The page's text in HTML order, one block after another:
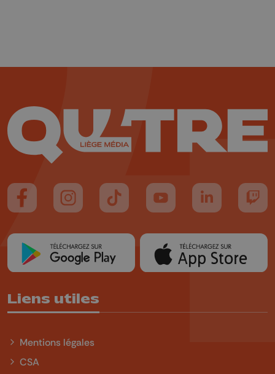
Suivez-nous sur FaceBook
Suivez-nous sur Instagram
Suivez-nous sur TikTok
Suivez-nous sur YouTube
Suivez-nous
Liens utiles
Mentions légales
CSA